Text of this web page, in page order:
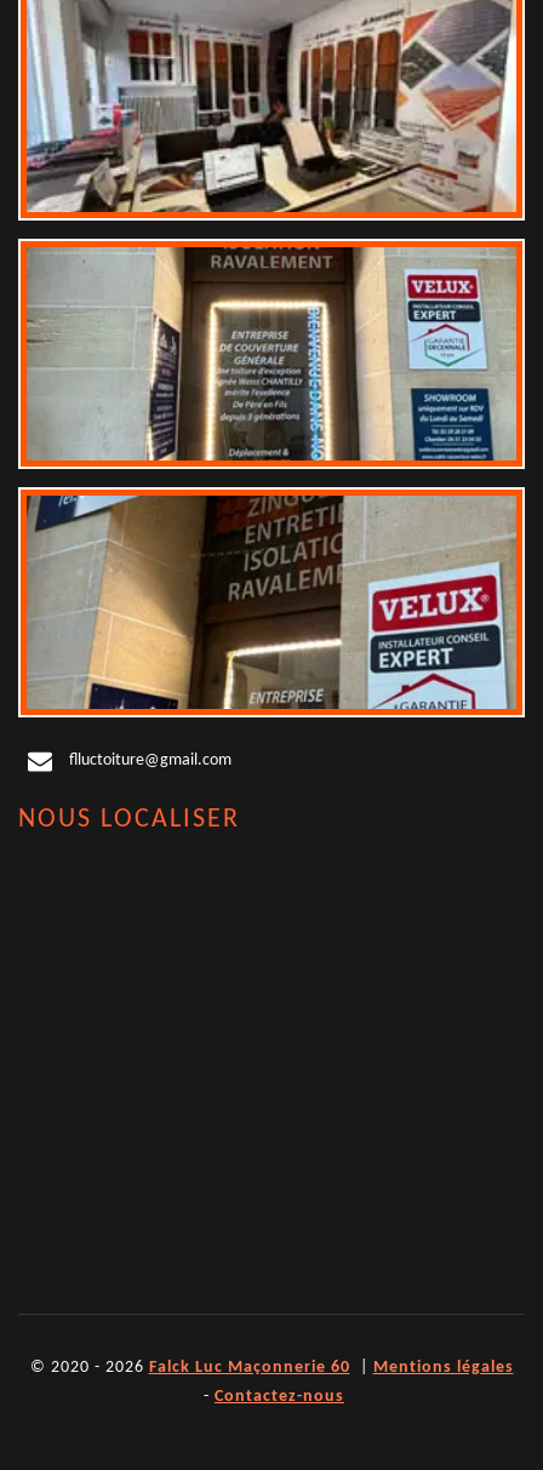
flluctoiture@gmail.com
NOUS LOCALISER
© 2020 - 2026 Falck Luc Maçonnerie 60
Mentions légales
- Contactez-nous